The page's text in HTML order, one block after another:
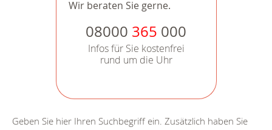
Wir beraten Sie gerne.
08000 365 000
Infos für Sie kostenfrei
rund um die Uhr
Geben Sie hier Ihren Suchbegriff ein. Zusätzlich haben Sie